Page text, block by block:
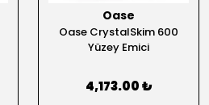
Oase
Oase CrystalSkim 600
Yüzey Emici
4,173.00 ₺